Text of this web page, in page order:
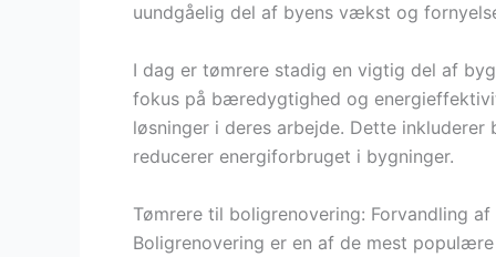
uundgåelig del af byens vækst og
I dag er tømrere stadig en vigtig del af
fokus på bæredygtighed og
løsninger i deres arbejde. Dette
reducerer energiforbruget i bygninger.
Tømrere til boligrenovering: Forvandling af
Boligrenovering er en af de mest